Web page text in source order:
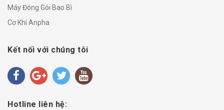
Máy Đóng Gói Bao Bì
Cơ Khí Anpha
Kết nối với chúng tôi
Hotline liên hệ: